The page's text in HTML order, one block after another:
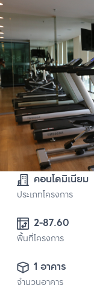
คอนโดมิเนียม
ประเภทโครงการ
พื้นที่โครงการ
1 อาคาร
จำนวนอาคาร